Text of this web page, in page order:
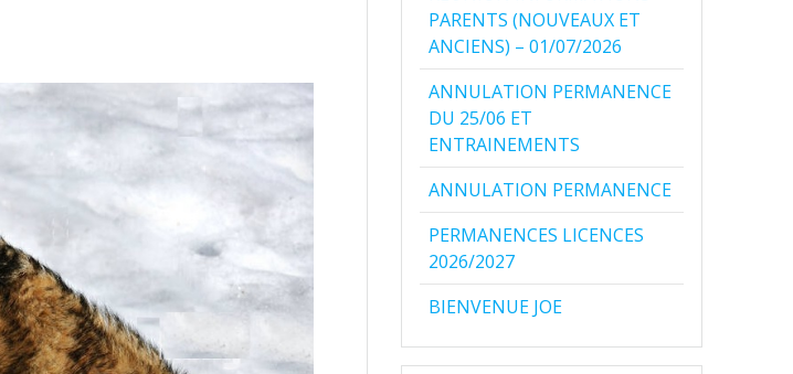
PARENTS (NOUVEAUX ET
ANCIENS) – 01/07/2026
ANNULATION PERMANENCE
DU 25/06 ET
ENTRAINEMENTS
ANNULATION PERMANENCE
PERMANENCES LICENCES
2026/2027
BIENVENUE JOE